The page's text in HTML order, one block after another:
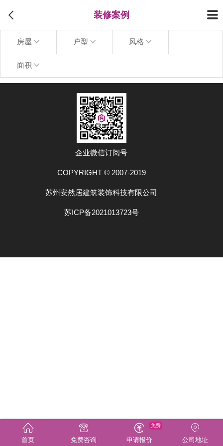
装修案例
房屋 户型 风格
面积
企业微信订阅号
COPYRIGHT © 2007-2019
苏州安然居建筑装饰科技有限公司
苏ICP备2021013723号
首页 免费咨询 申请报价
免费
公司地址